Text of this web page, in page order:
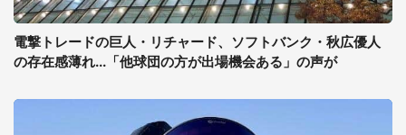
電撃トレードの巨人・リチャード、ソフトバンク・秋広優人
の存在感薄れ...「他球団の方が出場機会ある」の声が